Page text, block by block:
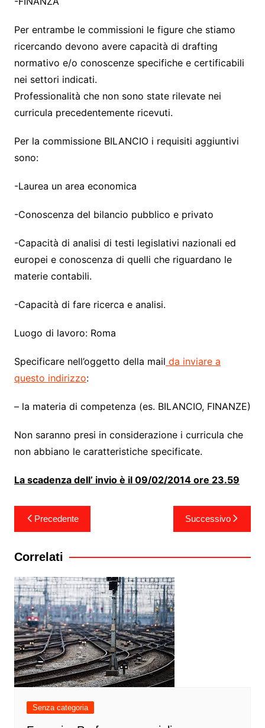
Per entrambe le commissioni le figure che stiamo
ricercando devono avere capacità di drafting
normativo e/o conoscenze specifiche e certificabili
nei settori indicati.
Professionalità che non sono state rilevate nei
curricula precedentemente ricevuti.
Per la commissione BILANCIO i requisiti aggiuntivi
sono:
-Laurea un area economica
-Conoscenza del bilancio pubblico e privato
-Capacità di analisi di testi legislativi nazionali ed
europei e conoscenza di quelli che riguardano le
materie contabili.
-Capacità di fare ricerca e analisi.
Luogo di lavoro: Roma
Specificare nell’oggetto della mail da inviare a
questo indirizzo:
– la materia di competenza (es. BILANCIO, FINANZE)
Non saranno presi in considerazione i curricula che
non abbiano le caratteristiche specificate.
La scadenza dell’ invio è il 09/02/2014 ore 23.59
Navigazione
articoli
Precedente Successivo
Correlati
Senza categoria